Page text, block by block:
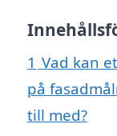
1 Vad kan
på
till med?